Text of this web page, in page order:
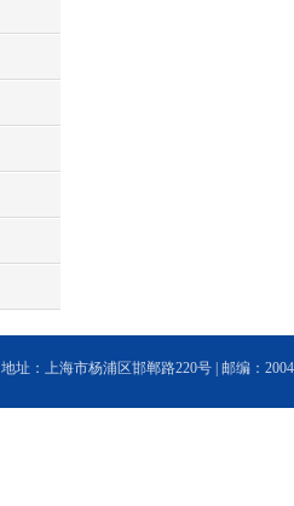
地址：上海市杨浦区邯郸路220号 | 邮编：